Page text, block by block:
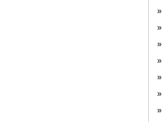
»
»
»
»
»
»
»